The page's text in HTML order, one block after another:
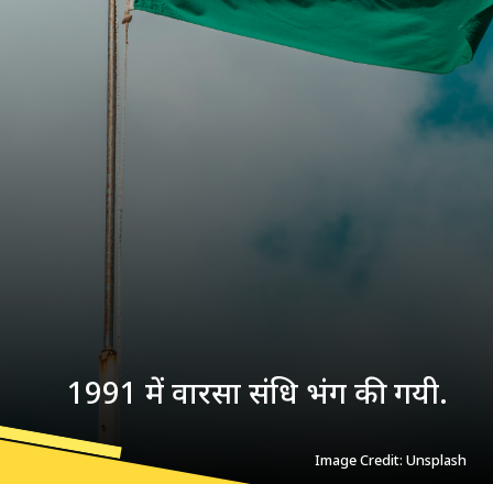
1991 में वारसा संधि भंग की गयी.
Image Credit: Unsplash